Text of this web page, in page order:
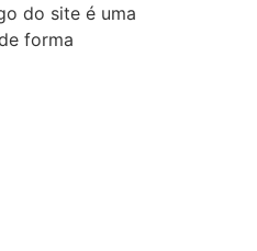
do site é uma
forma